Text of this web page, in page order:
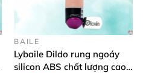
BAILE
Lybaile Dildo rung ngoáy
silicon ABS chất lượng cao